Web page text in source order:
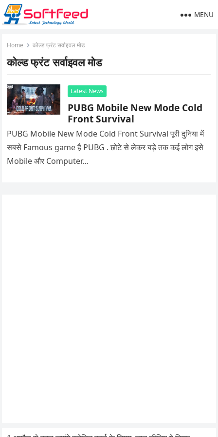
MENU
Home कोल्ड फ्रंट सर्वाइवल मोड
कोल्ड फ्रंट सर्वाइवल मोड
Latest News
PUBG Mobile New Mode Cold
Front Survival
PUBG Mobile New Mode Cold Front Survival पूरी दुनिया में
सबसे Famous game है PUBG . छोटे से लेकर बड़े तक कई लोग इसे
Mobile और Computer…